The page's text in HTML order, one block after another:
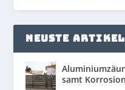
NEUSTE ARTIKEL
samt